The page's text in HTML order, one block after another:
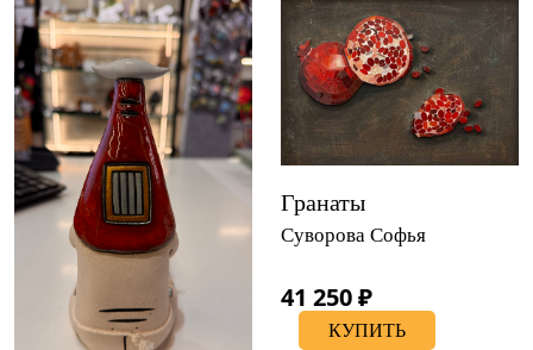
Гранаты
Суворова Софья
41 250 ₽
КУПИТЬ